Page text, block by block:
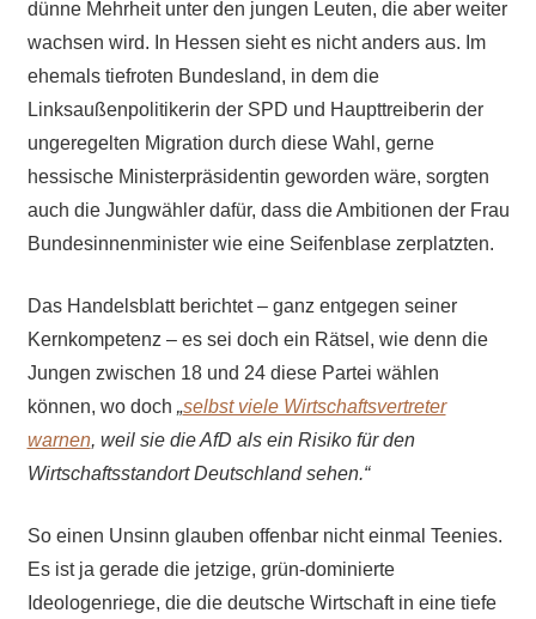
dünne Mehrheit unter den jungen Leuten, die aber weiter
wachsen wird. In Hessen sieht es nicht anders aus. Im
ehemals tiefroten Bundesland, in dem die
Linksaußenpolitikerin der SPD und Haupttreiberin der
ungeregelten Migration durch diese Wahl, gerne
hessische Ministerpräsidentin geworden wäre, sorgten
auch die Jungwähler dafür, dass die Ambitionen der Frau
Bundesinnenminister wie eine Seifenblase zerplatzten.
Das Handelsblatt berichtet – ganz entgegen seiner
Kernkompetenz – es sei doch ein Rätsel, wie denn die
Jungen zwischen 18 und 24 diese Partei wählen
können, wo doch „selbst viele Wirtschaftsvertreter
warnen, weil sie die AfD als ein Risiko für den
Wirtschaftsstandort Deutschland sehen.“
So einen Unsinn glauben offenbar nicht einmal Teenies.
Es ist ja gerade die jetzige, grün-dominierte
Ideologenriege, die die deutsche Wirtschaft in eine tiefe